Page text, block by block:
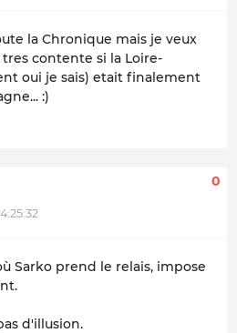
la Chronique mais je veux
contente si la Loire-
oui je sais) etait finalement
:)
0
Sarko prend le relais, impose
d'illusion.